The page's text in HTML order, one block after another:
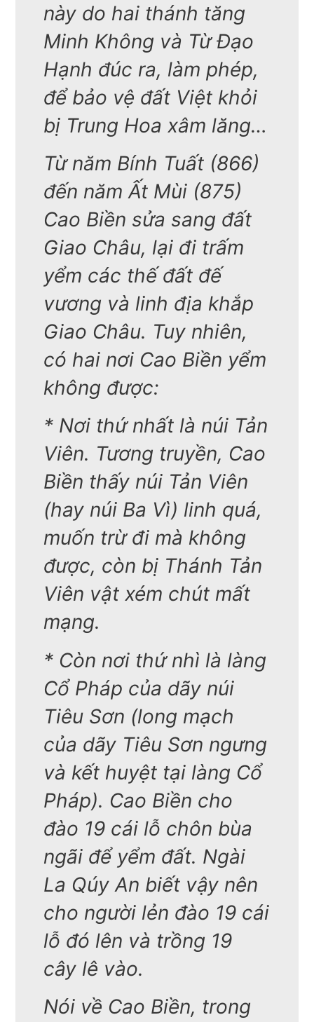
này do hai thánh tăng
Minh Không và Từ Đạo
Hạnh đúc ra, làm phép,
để bảo vệ đất Việt khỏi
bị Trung Hoa xâm lăng…
Từ năm Bính Tuất (866)
đến năm Ất Mùi (875)
Cao Biền sửa sang đất
Giao Châu, lại đi trấm
yểm các thế đất đế
vương và linh địa khắp
Giao Châu. Tuy nhiên,
có hai nơi Cao Biền yểm
không được:
* Nơi thứ nhất là núi Tản
Viên. Tương truyền, Cao
Biền thấy núi Tản Viên
(hay núi Ba Vì) linh quá,
muốn trừ đi mà không
được, còn bị Thánh Tản
Viên vật xém chút mất
mạng.
* Còn nơi thứ nhì là làng
Cổ Pháp của dãy núi
Tiêu Sơn (long mạch
của dãy Tiêu Sơn ngưng
và kết huyệt tại làng Cổ
Pháp). Cao Biền cho
đào 19 cái lỗ chôn bùa
ngãi để yểm đất. Ngài
La Qúy An biết vậy nên
cho người lẻn đào 19 cái
lỗ đó lên và trồng 19
cây lê vào.
Nói về Cao Biền, trong